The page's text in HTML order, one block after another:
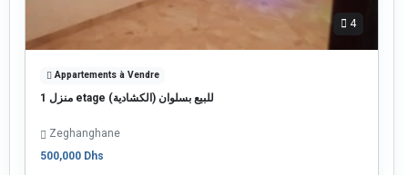
4
Appartements à Vendre
️منزل 1 etage للبيع بسلوان (الكشادية)
Zeghanghane
500,000 Dhs